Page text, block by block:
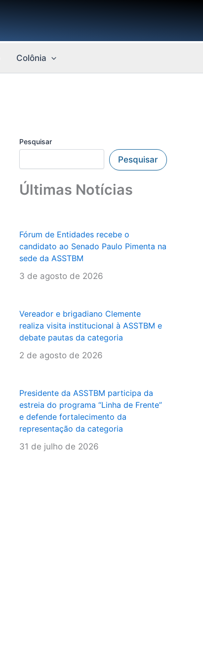
Colônia
Pesquisar
Pesquisar
Últimas Notícias
Fórum de Entidades recebe o
candidato ao Senado Paulo Pimenta na
sede da ASSTBM
3 de agosto de 2026
Vereador e brigadiano Clemente
realiza visita institucional à ASSTBM e
debate pautas da categoria
2 de agosto de 2026
Presidente da ASSTBM participa da
estreia do programa “Linha de Frente”
e defende fortalecimento da
representação da categoria
31 de julho de 2026